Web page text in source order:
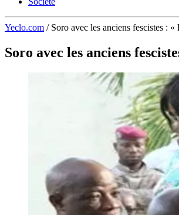
Yeclo.com / Soro avec les anciens fescistes :
Soro avec les anciens